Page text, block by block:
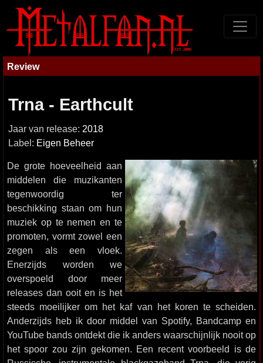
Review
Trna - Earthcult
Jaar van release: 2018
Label: Eigen Beheer
De grote hoeveelheid aan
middelen die muzikanten
tegenwoordig ter
beschikking staan om hun
muziek op te nemen en te
promoten, vormt zowel een
zegen als een vloek.
Enerzijds worden we
overspoeld door meer
releases dan ooit en is het
steeds moeilijker om het kaf van het koren te scheiden.
Anderzijds heb ik door middel van Spotify, Bandcamp en
YouTube bands ontdekt die ik anders waarschijnlijk nooit op
het spoor zou zijn gekomen. Een recent voorbeeld is de